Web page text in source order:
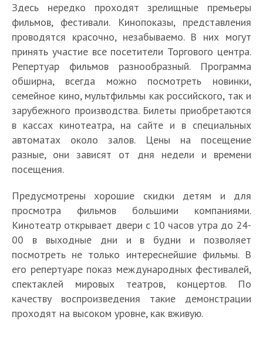
Здесь нередко проходят зрелищные премьеры
фильмов, фестивали. Кинопоказы, представления
проводятся красочно, незабываемо. В них могут
принять участие все посетители Торгового центра.
Репертуар фильмов разнообразный. Программа
обширна, всегда можно посмотреть новинки,
семейное кино, мультфильмы как российского, так и
зарубежного производства. Билеты приобретаются
в кассах кинотеатра, на сайте и в специальных
автоматах около залов. Цены на посещение
разные, они зависят от дня недели и времени
посещения.
Предусмотрены хорошие скидки детям и для
просмотра фильмов большими компаниями.
Кинотеатр открывает двери с 10 часов утра до 24-
00 в выходные дни и в будни и позволяет
посмотреть не только интереснейшие фильмы. В
его репертуаре показ международных фестивалей,
спектаклей мировых театров, концертов. По
качеству воспроизведения такие демонстрации
проходят на высоком уровне, как вживую.